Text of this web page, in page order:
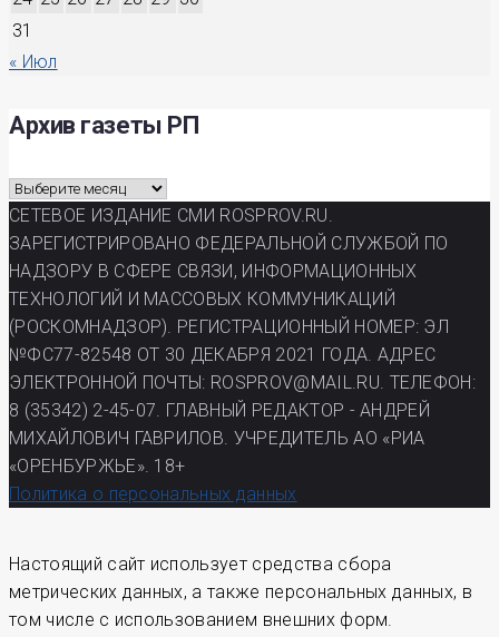
31
« Июл
Архив газеты РП
Архив
газеты
РП
СЕТЕВОЕ ИЗДАНИЕ СМИ ROSPROV.RU.
ЗАРЕГИСТРИРОВАНО ФЕДЕРАЛЬНОЙ СЛУЖБОЙ ПО
НАДЗОРУ В СФЕРЕ СВЯЗИ, ИНФОРМАЦИОННЫХ
ТЕХНОЛОГИЙ И МАССОВЫХ КОММУНИКАЦИЙ
(РОСКОМНАДЗОР). РЕГИСТРАЦИОННЫЙ НОМЕР: ЭЛ
№ФС77-82548 ОТ 30 ДЕКАБРЯ 2021 ГОДА. АДРЕС
ЭЛЕКТРОННОЙ ПОЧТЫ: ROSPROV@MAIL.RU. ТЕЛЕФОН:
8 (35342) 2-45-07. ГЛАВНЫЙ РЕДАКТОР - АНДРЕЙ
МИХАЙЛОВИЧ ГАВРИЛОВ. УЧРЕДИТЕЛЬ АО «РИА
«ОРЕНБУРЖЬЕ». 18+
Политика о персональных данных
Настоящий сайт использует средства сбора
метрических данных, а также персональных данных, в
том числе с использованием внешних форм.